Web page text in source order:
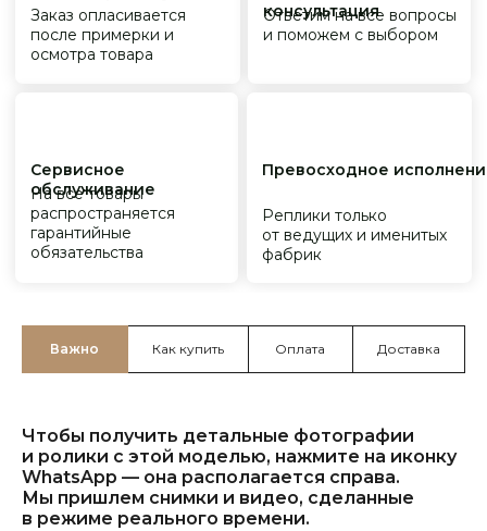
Важно Как купить Оплата Доставка
Чтобы получить детальные фотографии
и ролики с этой моделью, нажмите на иконку
WhatsApp — она располагается справа.
Мы пришлем снимки и видео, сделанные
в режиме реального времени.